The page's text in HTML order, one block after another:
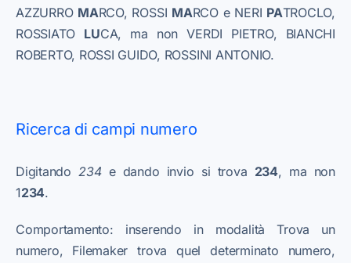
AZZURRO MARCO, ROSSI MARCO e NERI PATROCLO,
ROSSIATO LUCA, ma non VERDI PIETRO, BIANCHI
ROBERTO, ROSSI GUIDO, ROSSINI ANTONIO.
Ricerca di campi numero
Digitando 234 e dando invio si trova 234, ma non
1234.
Comportamento: inserendo in modalità Trova un
numero, Filemaker trova quel determinato numero,